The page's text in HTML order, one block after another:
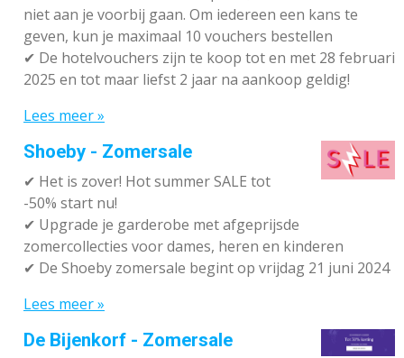
niet aan je voorbij gaan. Om iedereen een kans te
geven, kun je maximaal 10 vouchers bestellen
✔ De hotelvouchers zijn te koop tot en met 28 februari
2025 en tot maar liefst 2 jaar na aankoop geldig!
Lees meer »
Shoeby - Zomersale
✔ Het is zover! Hot summer SALE tot
-50% start nu!
✔ Upgrade je garderobe met afgeprijsde
zomercollecties voor dames, heren en kinderen
✔ De Shoeby zomersale begint op vrijdag 21 juni 2024
Lees meer »
De Bijenkorf - Zomersale